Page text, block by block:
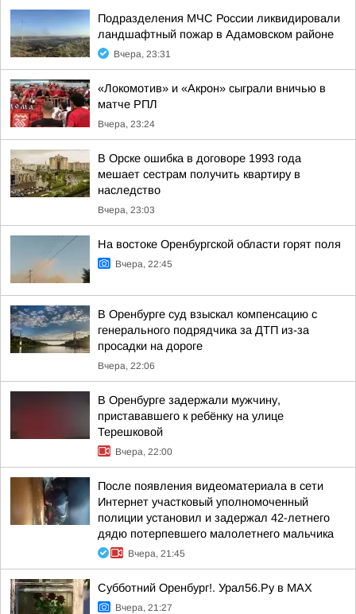
Подразделения МЧС России ликвидировали
ландшафтный пожар в Адамовском районе
Вчера, 23:31
«Локомотив» и «Акрон» сыграли вничью в
матче РПЛ
Вчера, 23:24
В Орске ошибка в договоре 1993 года
мешает сестрам получить квартиру в
наследство
Вчера, 23:03
На востоке Оренбургской области горят поля
Вчера, 22:45
В Оренбурге суд взыскал компенсацию с
генерального подрядчика за ДТП из-за
просадки на дороге
Вчера, 22:06
В Оренбурге задержали мужчину,
пристававшего к ребёнку на улице
Терешковой
Вчера, 22:00
После появления видеоматериала в сети
Интернет участковый уполномоченный
полиции установил и задержал 42-летнего
дядю потерпевшего малолетнего мальчика
Вчера, 21:45
Субботний Оренбург!. Урал56.Ру в МАХ
Вчера, 21:27